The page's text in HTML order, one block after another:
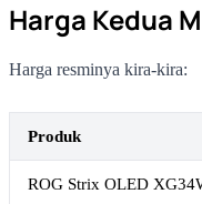
Harga Kedua
Harga resminya kira-kira:
Produk
ROG Strix OLED